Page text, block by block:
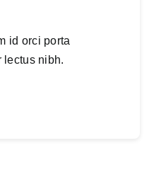
id orci porta
lectus nibh.